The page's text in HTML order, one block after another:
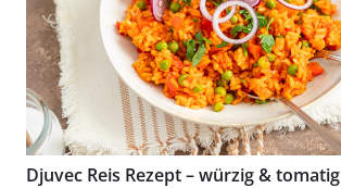
Djuvec Reis Rezept – würzig & tomatig